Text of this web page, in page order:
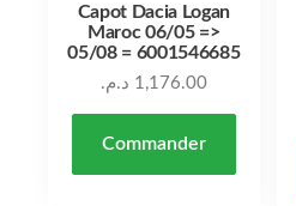
Capot Dacia Logan
Maroc 06/05 =>
05/08 = 6001546685
1,176.00 د.م.
Commander